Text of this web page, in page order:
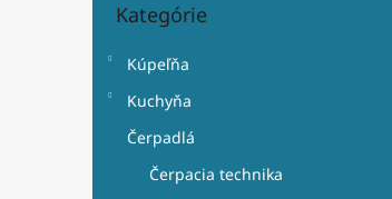
kategórie
Kategórie
Kúpeľňa
Kuchyňa
Čerpadlá
Čerpacia technika